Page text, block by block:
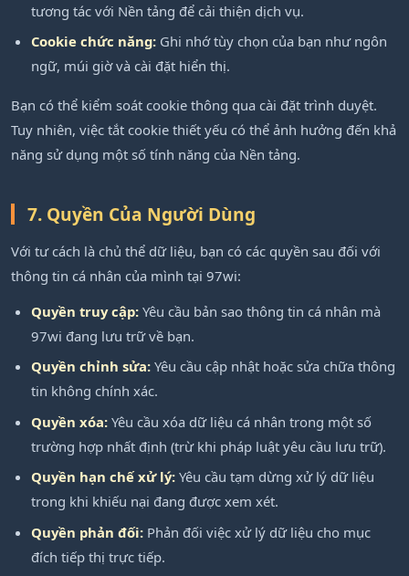
tương tác với Nền tảng để cải thiện dịch vụ.
Cookie chức năng: Ghi nhớ tùy chọn của bạn như ngôn
ngữ, múi giờ và cài đặt hiển thị.
Bạn có thể kiểm soát cookie thông qua cài đặt trình duyệt.
Tuy nhiên, việc tắt cookie thiết yếu có thể ảnh hưởng đến khả
năng sử dụng một số tính năng của Nền tảng.
7. Quyền Của Người Dùng
Với tư cách là chủ thể dữ liệu, bạn có các quyền sau đối với
thông tin cá nhân của mình tại 97wi:
Quyền truy cập: Yêu cầu bản sao thông tin cá nhân mà
97wi đang lưu trữ về bạn.
Quyền chỉnh sửa: Yêu cầu cập nhật hoặc sửa chữa thông
tin không chính xác.
Quyền xóa: Yêu cầu xóa dữ liệu cá nhân trong một số
trường hợp nhất định (trừ khi pháp luật yêu cầu lưu trữ).
Quyền hạn chế xử lý: Yêu cầu tạm dừng xử lý dữ liệu
trong khi khiếu nại đang được xem xét.
Quyền phản đối: Phản đối việc xử lý dữ liệu cho mục
đích tiếp thị trực tiếp.